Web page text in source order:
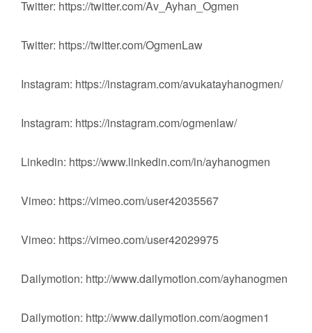
Twitter: https://twitter.com/Av_Ayhan_Ogmen
Twitter: https://twitter.com/OgmenLaw
Instagram: https://instagram.com/avukatayhanogmen/
Instagram: https://instagram.com/ogmenlaw/
Linkedin: https://www.linkedin.com/in/ayhanogmen
Vimeo: https://vimeo.com/user42035567
Vimeo: https://vimeo.com/user42029975
Dailymotion: http://www.dailymotion.com/ayhanogmen
Dailymotion: http://www.dailymotion.com/aogmen1